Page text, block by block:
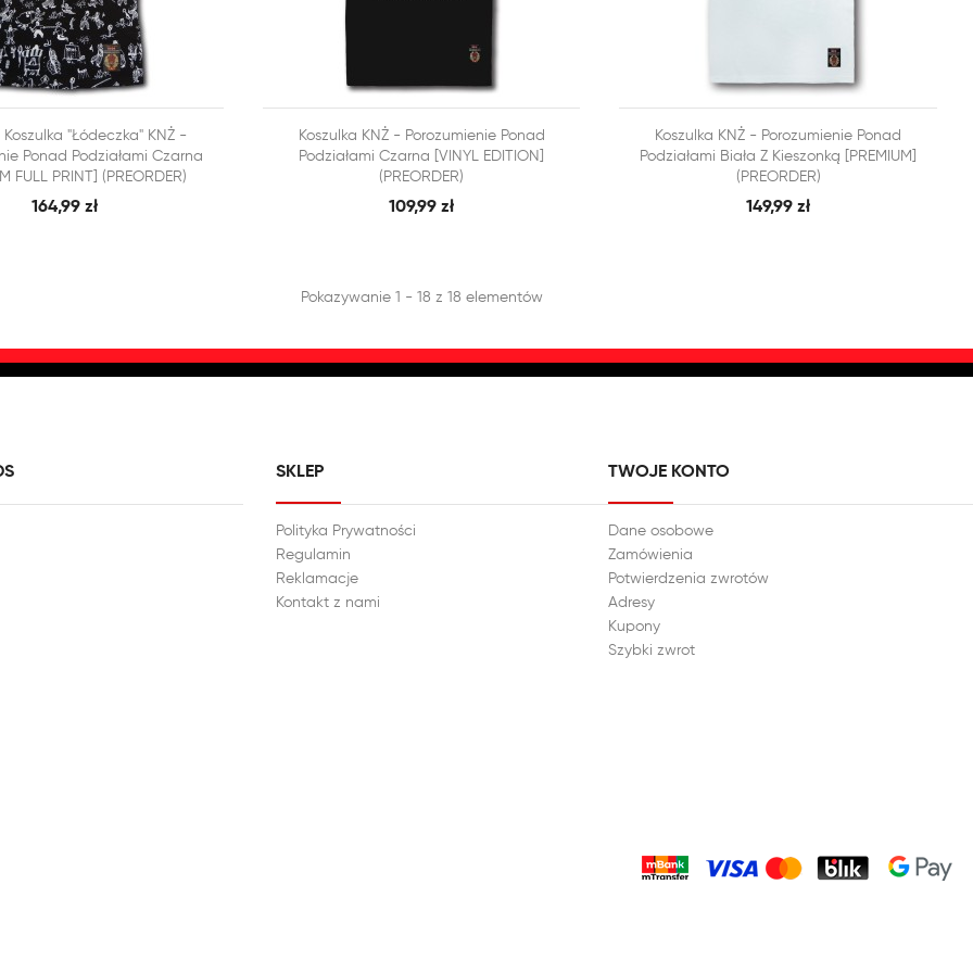
KOSZYKA SZYBKI PODGLĄD
Koszulka "łódeczka" KNŻ -
Ponad Podziałami Czarna
FULL PRINT] (PREORDER)
164,99 zł
DODAJ DO KOSZYKA SZYBKI PODGLĄD
Koszulka KNŻ - Porozumienie Ponad
Podziałami Czarna [VINYL EDITION]
(PREORDER)
109,99 zł
DODAJ DO KOSZYKA SZYBKI PODGLĄD
Koszulka KNŻ - Porozumienie Ponad
Podziałami Biała Z Kieszonką [PREMIUM]
(PREORDER)
149,99 zł
Pokazywanie 1 - 18 z 18 elementów
SKLEP
Polityka Prywatności
Regulamin
Reklamacje
Kontakt z nami
TWOJE KONTO
Dane osobowe
Zamówienia
Potwierdzenia zwrotów
Adresy
Kupony
Szybki zwrot